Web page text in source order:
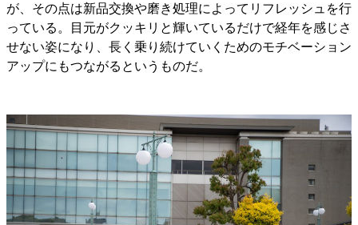
が、その点は新品交換や磨き処理によってリフレッシュを行
っている。目元がクッキリと輝いているだけで経年を感じさ
せない姿になり、長く乗り続けていくためのモチベーション
アップにもつながるというものだ。